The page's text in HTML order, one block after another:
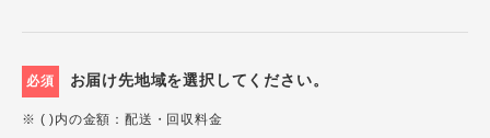
必須 お届け先地域を選択してください。
※ ( )内の金額：配送・回収料金